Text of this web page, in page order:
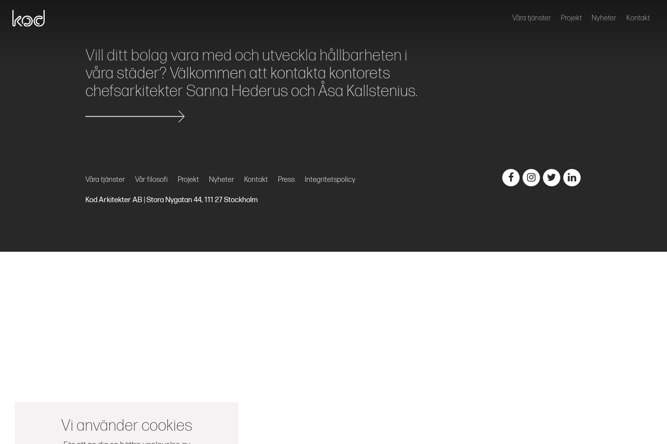
Våra tjänster Projekt Nyheter Kontakt
Vi använder cookies
Vill ditt bolag vara med och utveckla hållbarheten i
våra städer? Välkommen att kontakta kontorets
chefsarkitekter Sanna Hederus och Åsa Kallstenius.
Våra tjänster Vår filosofi Projekt Nyheter Kontakt Press Integritetspolicy
Kod Arkitekter AB | Stora Nygatan 44, 111 27 Stockholm